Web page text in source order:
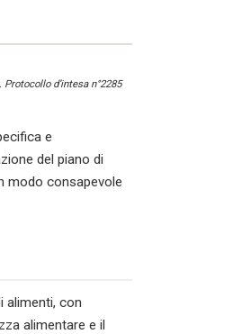
d’intesa n°2285
e
del piano di
modo consapevole
alimenti, con
alimentare e il